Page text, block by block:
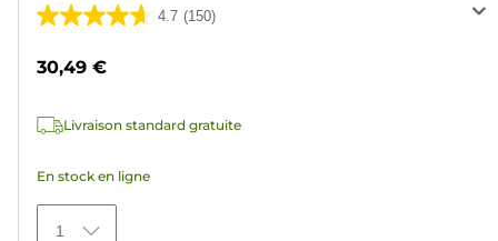
4.7 (150)
4.7
5
150
30,49 €
Livraison standard gratuite
En stock en ligne
1